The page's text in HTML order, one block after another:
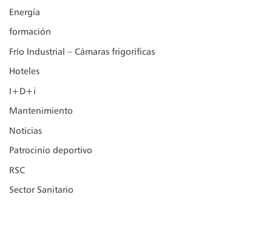
Energía
formación
Frío Industrial – Cámaras frigoríficas
Hoteles
I+D+i
Mantenimiento
Noticias
Patrocinio deportivo
RSC
Sector Sanitario